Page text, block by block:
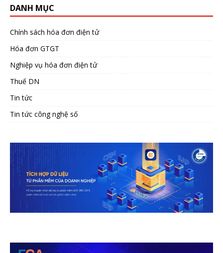
DANH MỤC
Chính sách hóa đơn điện tử
Hóa đơn GTGT
Nghiệp vụ hóa đơn điện tử
Thuế DN
Tin tức
Tin tức công nghệ số